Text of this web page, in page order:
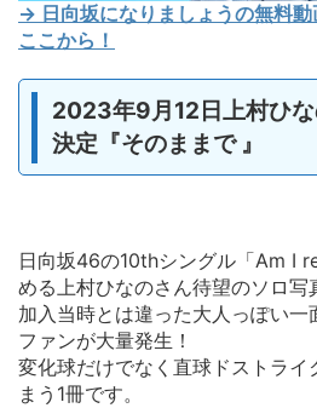
→ 日向坂になりましょうの無料
ここから！
2023年9月12日上村ひ
決定『そのままで 』
日向坂46の10thシングル「Am I
める上村ひなのさん待望のソロ写
加入当時とは違った大人っぽい
ファンが大量発生！
変化球だけでなく直球ドストライ
まう1冊です。